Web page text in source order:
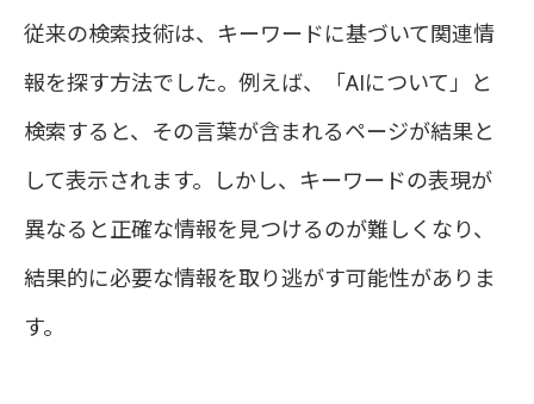
従来の検索技術は、キーワードに基づいて関連情
報を探す方法でした。例えば、「AIについて」と
検索すると、その言葉が含まれるページが結果と
して表示されます。しかし、キーワードの表現が
異なると正確な情報を見つけるのが難しくなり、
結果的に必要な情報を取り逃がす可能性がありま
す。